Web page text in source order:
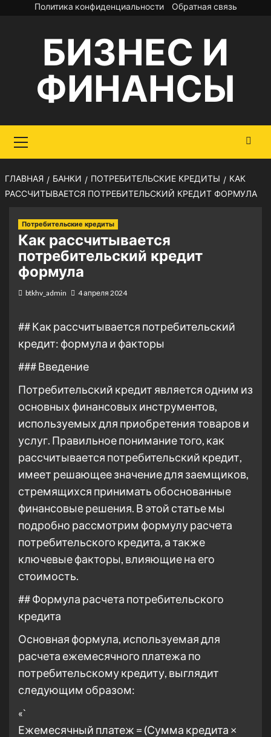
Перейти
содержимому
Политика конфиденциальности Обратная связь
БИЗНЕС И
ФИНАНСЫ
меню
ГЛАВНАЯ БАНКИ ПОТРЕБИТЕЛЬСКИЕ КРЕДИТЫ
КАК
РАССЧИТЫВАЕТСЯ ПОТРЕБИТЕЛЬСКИЙ КРЕДИТ ФОРМУЛА
Потребительские кредиты
Как рассчитывается
потребительский кредит
формула
btkhv_admin 4 апреля 2024
## Как рассчитывается потребительский
кредит: формула и факторы
### Введение
Потребительский кредит является одним из
основных финансовых инструментов,
используемых для приобретения товаров и
услуг. Правильное понимание того, как
рассчитывается потребительский кредит,
имеет решающее значение для заемщиков,
стремящихся принимать обоснованные
финансовые решения. В этой статье мы
подробно рассмотрим формулу расчета
потребительского кредита, а также
ключевые факторы, влияющие на его
стоимость.
## Формула расчета потребительского
кредита
Основная формула, используемая для
расчета ежемесячного платежа по
потребительскому кредиту, выглядит
следующим образом:
«`
Ежемесячный платеж = (Сумма кредита ×